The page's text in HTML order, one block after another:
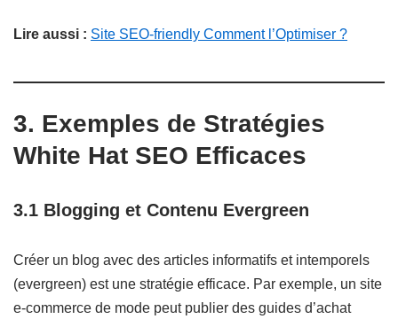
Lire aussi : Site SEO-friendly Comment l’Optimiser ?
3. Exemples de Stratégies
White Hat SEO Efficaces
3.1 Blogging et Contenu Evergreen
Créer un blog avec des articles informatifs et intemporels
(evergreen) est une stratégie efficace. Par exemple, un site
e-commerce de mode peut publier des guides d’achat